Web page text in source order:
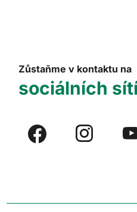
Zůstaňme v kontaktu na
sociálních